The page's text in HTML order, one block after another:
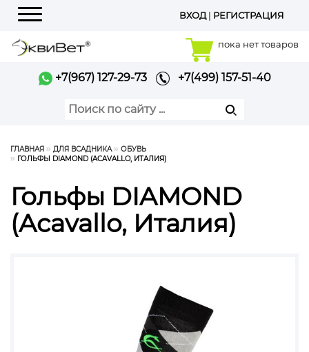
Меню
ВХОД| РЕГИСТРАЦИЯ
пока нет товаров
+7(967) 127-29-73 +7(499) 157-51-40
ГЛАВНАЯ ДЛЯ ВСАДНИКА
ОБУВЬ
ГОЛЬФЫ DIAMOND (ACAVALLO, ИТАЛИЯ)
Гольфы DIAMOND
(Acavallo, Италия)